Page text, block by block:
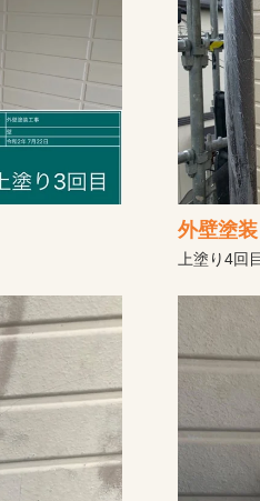
外壁塗装
上塗り4回